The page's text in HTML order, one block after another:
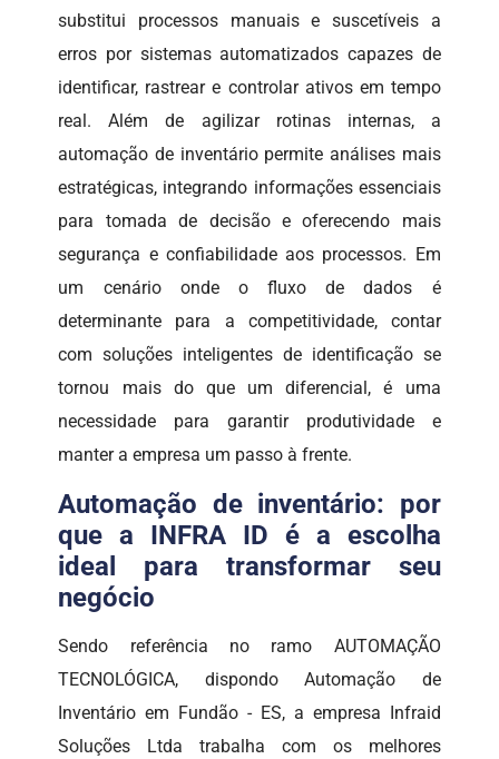
substitui processos manuais e suscetíveis a
erros por sistemas automatizados capazes de
identificar, rastrear e controlar ativos em tempo
real. Além de agilizar rotinas internas, a
automação de inventário permite análises mais
estratégicas, integrando informações essenciais
para tomada de decisão e oferecendo mais
segurança e confiabilidade aos processos. Em
um cenário onde o fluxo de dados é
determinante para a competitividade, contar
com soluções inteligentes de identificação se
tornou mais do que um diferencial, é uma
necessidade para garantir produtividade e
manter a empresa um passo à frente.
Automação de inventário: por
que a INFRA ID é a escolha
ideal para transformar seu
negócio
Sendo referência no ramo AUTOMAÇÃO
TECNOLÓGICA, dispondo Automação de
Inventário em Fundão - ES, a empresa Infraid
Soluções Ltda trabalha com os melhores